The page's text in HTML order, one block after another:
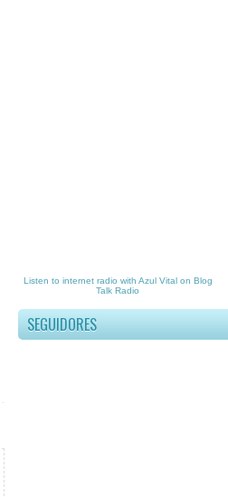
Listen to internet radio with Azul Vitalon Blog
Talk Radio
SEGUIDORES